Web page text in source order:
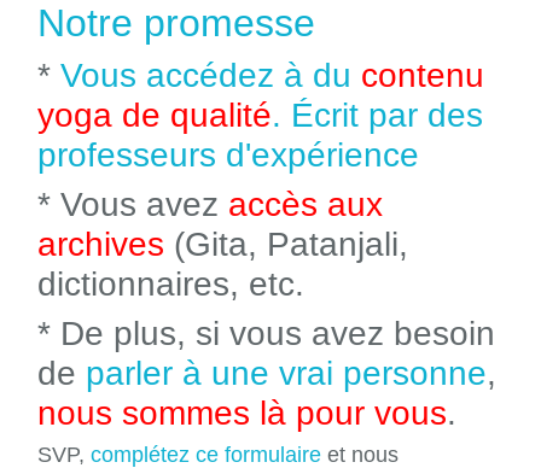
Notre promesse
* Vous accédez à du contenu
yoga de qualité. Écrit par des
professeurs d'expérience
* Vous avez accès aux
archives (Gita, Patanjali,
dictionnaires, etc.
* De plus, si vous avez besoin
de parler à une vrai personne,
nous sommes là pour vous.
SVP, complétez ce formulaire et nous